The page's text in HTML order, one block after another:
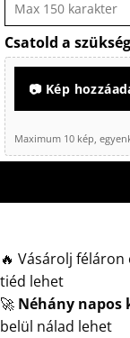
Csatold a
📷 Kép
Maximum 10 kép,
🔥 Vásárolj
tiéd lehet
🚀 Néhány napos
belül nálad lehet